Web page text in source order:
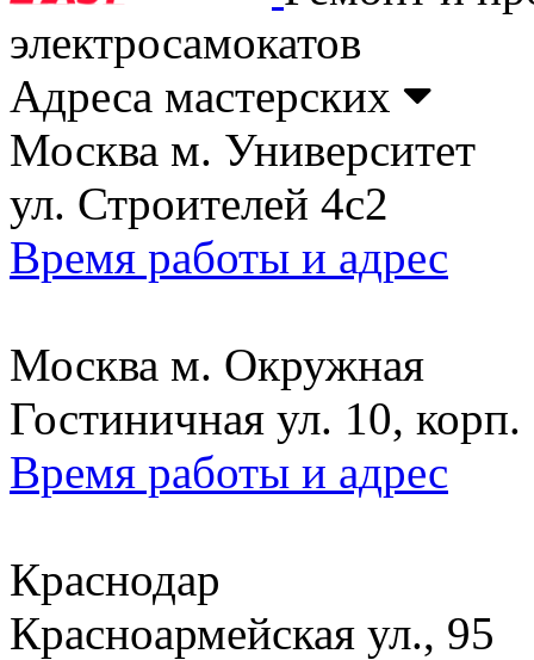
электросамокатов
Адреса мастерских
Москва м. Университет
ул. Строителей 4с2
Время работы и адрес
Москва м. Окружная
Гостиничная ул. 10, корп.
Время работы и адрес
Краснодар
Красноармейская ул., 95